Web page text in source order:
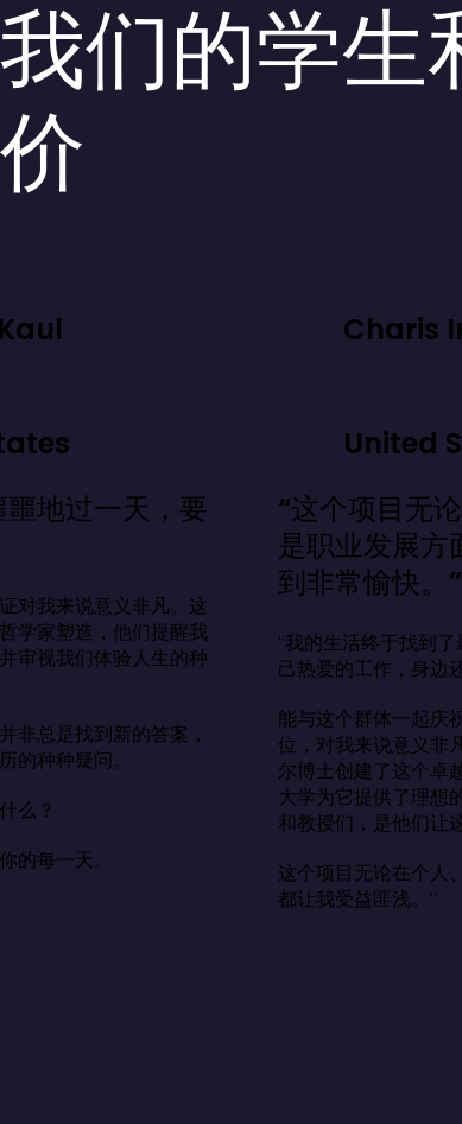
我们的学生
价
地过一天，要
对我来说意义非凡。这
学家塑造，他们提醒我
审视我们体验人生的种
非总是找到新的答案，
的种种疑问。
么？
的每一天。
Charis
United
“这个项目无
是职业发展方
到非常愉快。”
“我的生活终于找到
己热爱的工作，身边
能与这个群体一起庆
位，对我来说意义非
尔博士创建了这个卓
大学为它提供了理想
和教授们，是他们让
这个项目无论在个人
都让我受益匪浅。”